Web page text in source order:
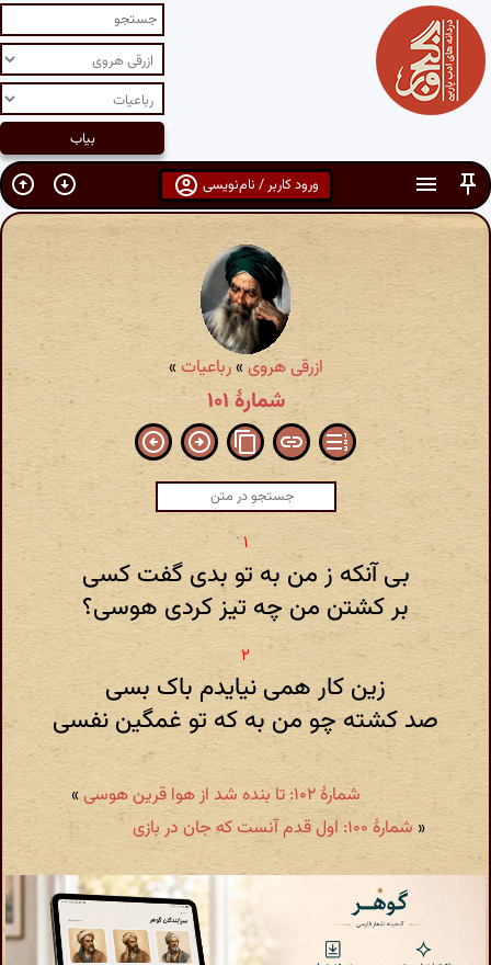
ورود کاربر / نام‌نویسی
ازرقی هروی»رباعیات»
شمارهٔ ۱۰۱
بی آنکه ز من به تو بدی گفت کسی
بر کشتن من چه تیز کردی هوسی؟
زین کار همی نیایدم باک بسی
صد کشته چو من به که تو غمگین نفسی
شمارهٔ ۱۰۲: تا بنده شد از هوا قرین هوسی
»
« شمارهٔ ۱۰۰: اول قدم آنست که جان در بازی